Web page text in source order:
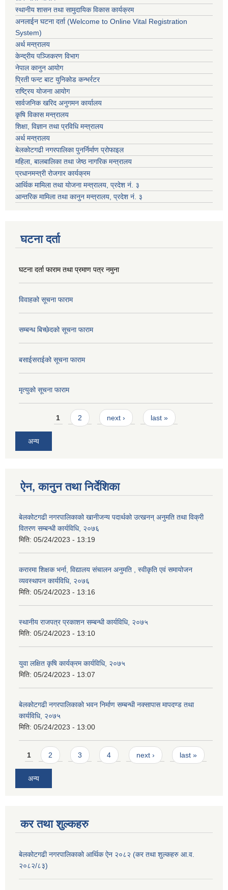
स्थानीय शासन तथा सामुदायिक विकास कार्यक्रम
अनलाईन घटना दर्ता (Welcome to Online Vital Registration
System)
अर्थ मन्त्रालय
केन्द्रीय पञ्जिकरण विभाग
नेपाल कानुन आयोग
प्रिती फन्ट बाट युनिकोड कन्भर्रटर
राष्ट्रिय योजना आयोग
सार्वजनिक खरिद अनुगमन कार्यालय
कृषि विकास मन्त्रालय
शिक्षा, विज्ञान तथा प्रविधि मन्त्रालय
अर्थ मन्त्रालय
बेलकोटगढी नगरपालिका पुनर्निर्माण प्रोफाइल
महिला, बालबालिका तथा जेष्ठ नागरिक मन्त्रालय
प्रधानमन्त्री रोजगार कार्यक्रम
आर्थिक मामिला तथा योजना मन्त्रालय, प्रदेश नं. ३
आन्तरिक मामिला तथा कानुन मन्त्रालय, प्रदेश नं. ३
घटना दर्ता
घटना दर्ता फाराम तथा प्रमाण पत्र नमुना
विवाहको सूचना फाराम
सम्बन्ध बिच्छेदको सूचना फाराम
बसाईसराईको सूचना फाराम
मृत्युको सूचना फाराम
Pages1 2 next › last »
अन्य
ऐन, कानुन तथा निर्देशिका
बेलकोटगढी नगरपालिकाको खानीजन्य पदार्थको उत्खनन् अनुमति तथा विक्री
वितरण सम्बन्धी कार्यविधि, २०७६
मिति: 05/24/2023 - 13:19
करारमा शिक्षक भर्ना, विद्यालय संचालन अनुमति , स्वीकृति एवं समायोजन
व्यवस्थापन कार्यविधि, २०७६
मिति: 05/24/2023 - 13:16
स्थानीय राजपत्र प्रकाशन सम्बन्धी कार्यविधि, २०७५
मिति: 05/24/2023 - 13:10
युवा लक्षित कृषि कार्यक्रम कार्यविधि, २०७५
मिति: 05/24/2023 - 13:07
बेलकोटगढी नगरपालिकाको भवन निर्माण सम्बन्धी नक्सापास मापदण्ड तथा
कार्यविधि, २०७५
मिति: 05/24/2023 - 13:00
Pages
1 2 3 4 next › last »
अन्य
कर तथा शुल्कहरु
बेलकोटगढी नगरपालिकाको आर्थिक ऐन २०८२ (कर तथा शुल्कहरु आ.व.
२०८२/८३)